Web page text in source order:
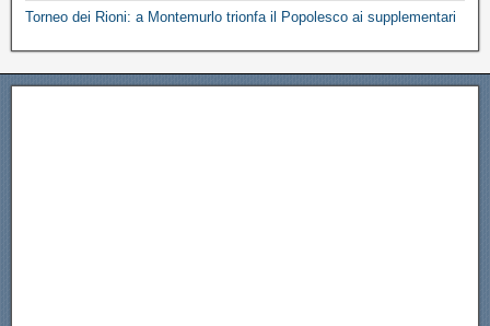
Torneo dei Rioni: a Montemurlo trionfa il Popolesco ai supplementari